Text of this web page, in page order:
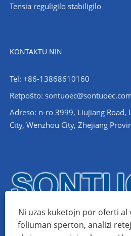
Tensia reguligilo stabiligilo
KONTAKTU NIN
Tel: +86-13868610160
Retpoŝto:
Adreso: n-ro 3999, Liujiang Road,
City, Wenzhou City, Zhejiang
Ni uzas kuketojn por oferti al
foliuman sperton, analizi